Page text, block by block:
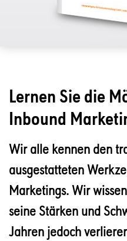
Lernen Sie die
Inbound
Wir alle kennen den
ausgestatteten
Marketings. Wir
seine Stärken und
Jahren jedoch